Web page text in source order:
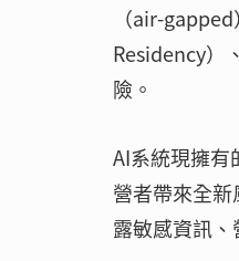
（air-
Residency）
險。
AI系統現擁有
營者帶來全
露敏感資訊、